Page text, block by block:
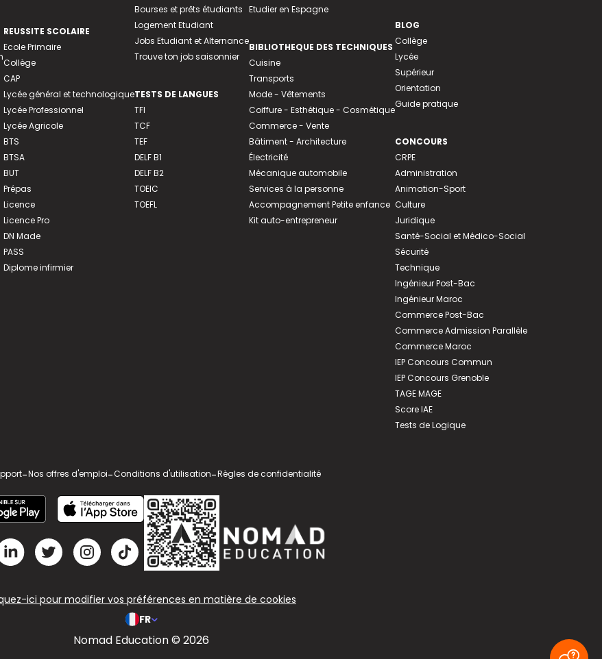
REUSSITE SCOLAIRE
Ecole Primaire
Collège
CAP
Lycée général et technologique
Lycée Professionnel
Lycée Agricole
BTS
BTSA
BUT
Prépas
Licence
Licence Pro
DN Made
PASS
Diplome infirmier
Bourses et prêts étudiants
Logement Etudiant
Jobs Etudiant et Alternance
Trouve ton job saisonnier
TESTS DE LANGUES
TFI
TCF
TEF
DELF B1
DELF B2
TOEIC
TOEFL
Etudier en Espagne
BIBLIOTHEQUE DES TECHNIQUES
Cuisine
Transports
Mode - Vêtements
Coiffure - Esthétique - Cosmétique
Commerce - Vente
Bâtiment - Architecture
Électricité
Mécanique automobile
Services à la personne
Accompagnement Petite enfance
Kit auto-entrepreneur
BLOG
Collège
Lycée
Supérieur
Orientation
Guide pratique
CONCOURS
CRPE
Administration
Animation-Sport
Culture
Juridique
Santé-Social et Médico-Social
Sécurité
Technique
Ingénieur Post-Bac
Ingénieur Maroc
Commerce Post-Bac
Commerce Admission Parallèle
Commerce Maroc
IEP Concours Commun
IEP Concours Grenoble
TAGE MAGE
Score IAE
Tests de Logique
-Nos offres d'emploi-Conditions d'utilisation-Règles de confidentialité
ici pour modifier vos préférences en matière de cookies
FR
Nomad Education © 2026